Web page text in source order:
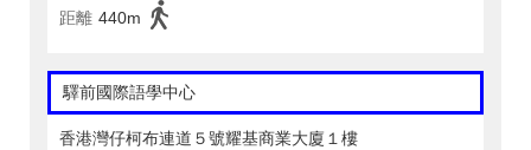
距離 440m
驛前國際語學中心
香港灣仔柯布連道５號耀基商業大廈１樓